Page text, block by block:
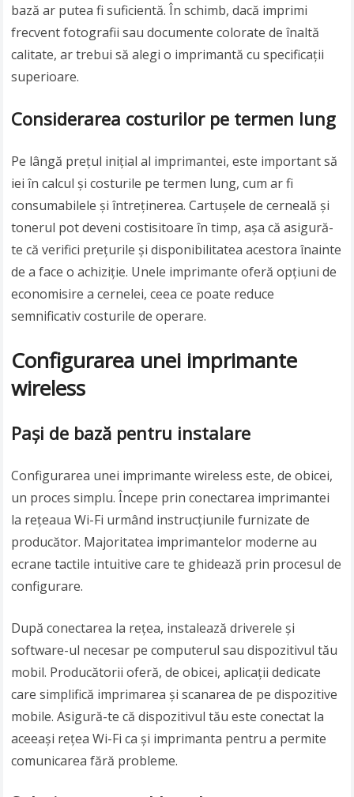
bază ar putea fi suficientă. În schimb, dacă imprimi
frecvent fotografii sau documente colorate de înaltă
calitate, ar trebui să alegi o imprimantă cu specificații
superioare.
Considerarea costurilor pe termen lung
Pe lângă prețul inițial al imprimantei, este important să
iei în calcul și costurile pe termen lung, cum ar fi
consumabilele și întreținerea. Cartușele de cerneală și
tonerul pot deveni costisitoare în timp, așa că asigură-
te că verifici prețurile și disponibilitatea acestora înainte
de a face o achiziție. Unele imprimante oferă opțiuni de
economisire a cernelei, ceea ce poate reduce
semnificativ costurile de operare.
Configurarea unei imprimante
wireless
Pași de bază pentru instalare
Configurarea unei imprimante wireless este, de obicei,
un proces simplu. Începe prin conectarea imprimantei
la rețeaua Wi-Fi urmând instrucțiunile furnizate de
producător. Majoritatea imprimantelor moderne au
ecrane tactile intuitive care te ghidează prin procesul de
configurare.
După conectarea la rețea, instalează driverele și
software-ul necesar pe computerul sau dispozitivul tău
mobil. Producătorii oferă, de obicei, aplicații dedicate
care simplifică imprimarea și scanarea de pe dispozitive
mobile. Asigură-te că dispozitivul tău este conectat la
aceeași rețea Wi-Fi ca și imprimanta pentru a permite
comunicarea fără probleme.